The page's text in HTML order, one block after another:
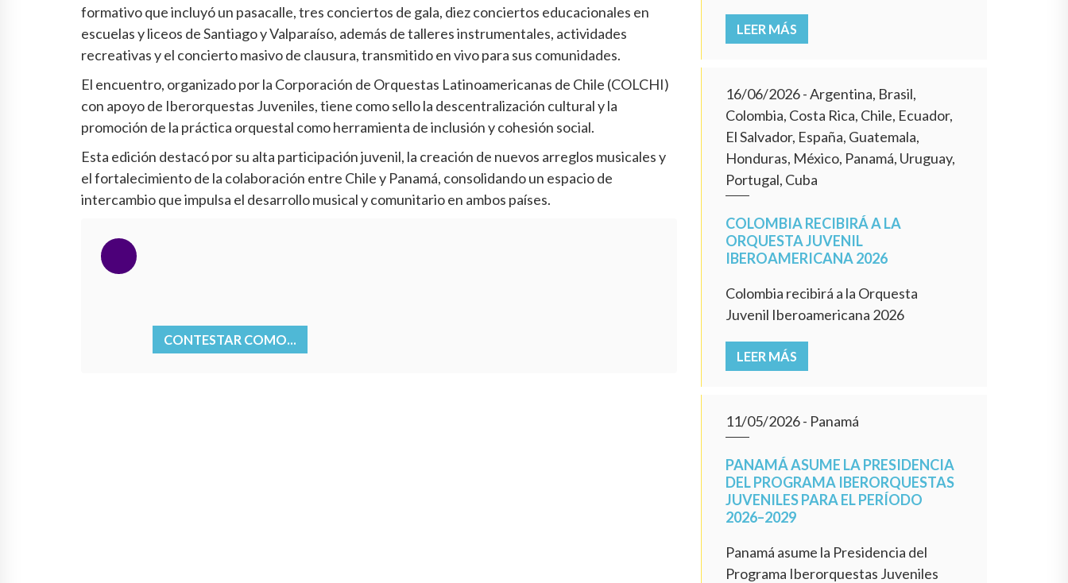
formativo que incluyó un pasacalle, tres conciertos de gala, diez conciertos educacionales en
escuelas y liceos de Santiago y Valparaíso, además de talleres instrumentales, actividades
recreativas y el concierto masivo de clausura, transmitido en vivo para sus comunidades.
El encuentro, organizado por la Corporación de Orquestas Latinoamericanas de Chile (COLCHI)
con apoyo de Iberorquestas Juveniles, tiene como sello la descentralización cultural y la
promoción de la práctica orquestal como herramienta de inclusión y cohesión social.
Esta edición destacó por su alta participación juvenil, la creación de nuevos arreglos musicales y
el fortalecimiento de la colaboración entre Chile y Panamá, consolidando un espacio de
intercambio que impulsa el desarrollo musical y comunitario en ambos países.
CONTESTAR COMO...
LEER MÁS
16/06/2026- Argentina, Brasil,
Colombia, Costa Rica, Chile, Ecuador,
El Salvador, España, Guatemala,
Honduras, México, Panamá, Uruguay,
Portugal, Cuba
COLOMBIA RECIBIRÁ A LA
ORQUESTA JUVENIL
IBEROAMERICANA 2026
Colombia recibirá a la Orquesta
Juvenil Iberoamericana 2026
LEER MÁS
11/05/2026- Panamá
PANAMÁ ASUME LA PRESIDENCIA
DEL PROGRAMA IBERORQUESTAS
JUVENILES PARA EL PERÍODO
2026–2029
Panamá asume la Presidencia del
Programa Iberorquestas Juveniles